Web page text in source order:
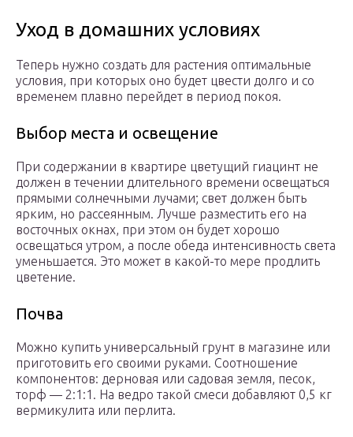
Уход в домашних условиях
Теперь нужно создать для растения оптимальные
условия, при которых оно будет цвести долго и со
временем плавно перейдет в период покоя.
Выбор места и освещение
При содержании в квартире цветущий гиацинт не
должен в течении длительного времени освещаться
прямыми солнечными лучами; свет должен быть
ярким, но рассеянным. Лучше разместить его на
восточных окнах, при этом он будет хорошо
освещаться утром, а после обеда интенсивность света
уменьшается. Это может в какой-то мере продлить
цветение.
Почва
Можно купить универсальный грунт в магазине или
приготовить его своими руками. Соотношение
компонентов: дерновая или садовая земля, песок,
торф — 2:1:1. На ведро такой смеси добавляют 0,5 кг
вермикулита или перлита.